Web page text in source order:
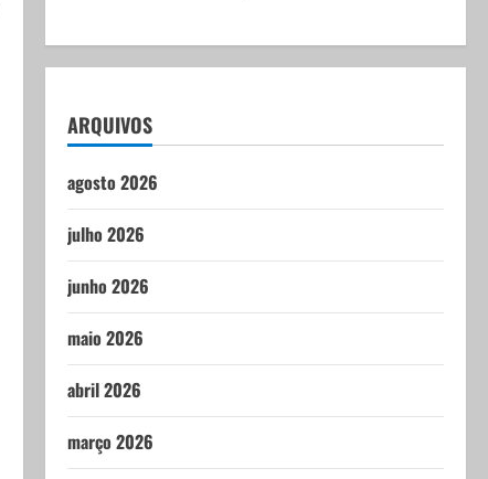
ARQUIVOS
agosto 2026
julho 2026
junho 2026
maio 2026
abril 2026
março 2026